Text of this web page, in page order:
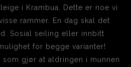
i Krambua. Dette er noe vi
rammer. En dag skal det
Sosial seiling eller innbitt
for begge varianter!
som gjør at aldringen i munnen